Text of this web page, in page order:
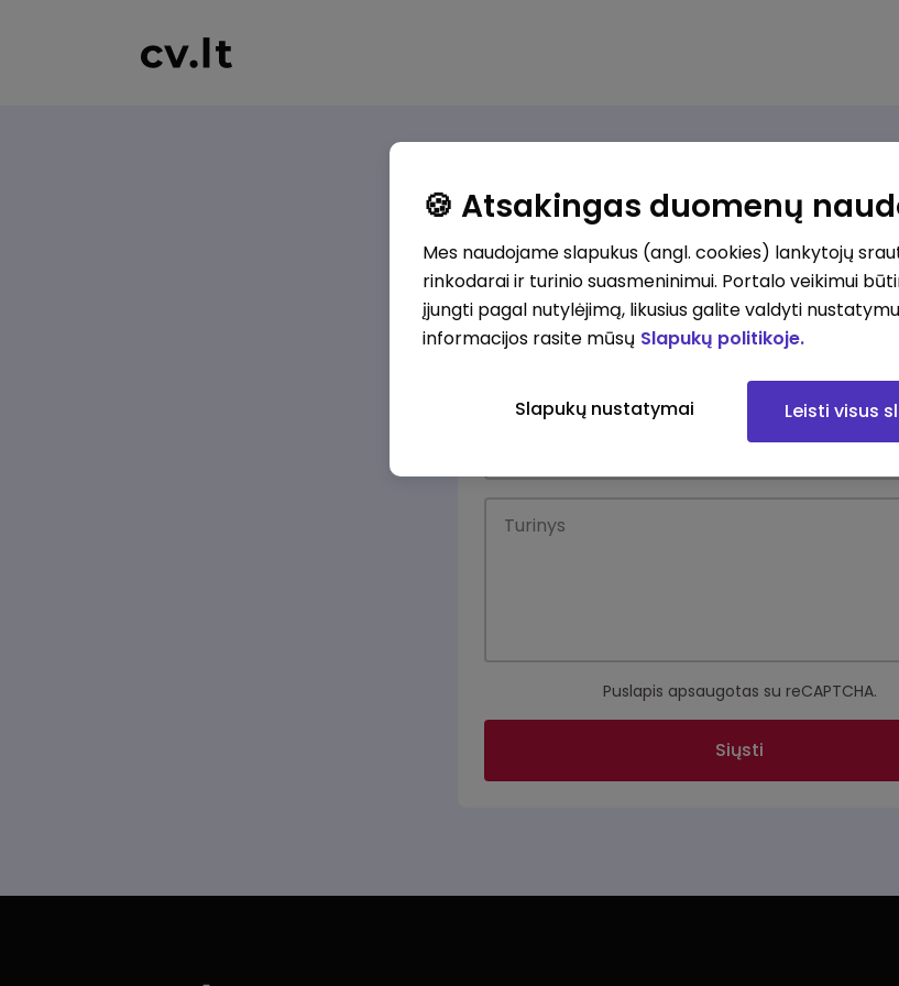
Gauti pasiūlymą
Aprašykite jūsų poreikį ir su jumis
Puslapis apsaugotas su reCAPTCHA.
Siųsti
🍪 Atsakingas duomenų
Mes naudojame slapukus (angl. cookies) lankytojų
rinkodarai ir turinio suasmeninimui. Portalo veikimui
įjungti pagal nutylėjimą, likusius galite valdyti
informacijos rasite mūsų Slapukų politikoje.
Slapukų nustatymai Leisti visus